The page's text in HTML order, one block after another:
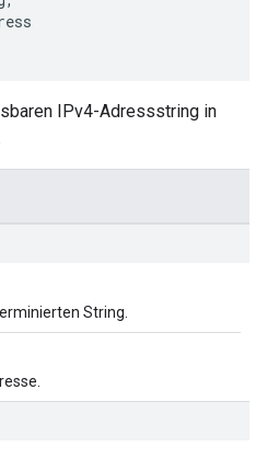
IPv4-Adressstring in
String.